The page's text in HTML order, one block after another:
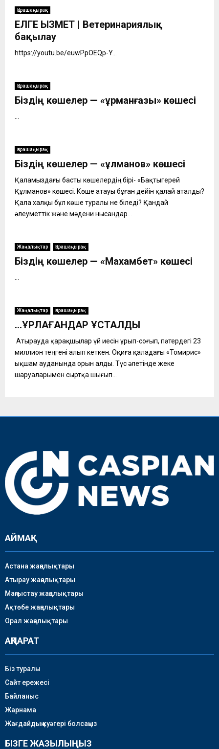
Қарашаңырақ
ЕЛГЕ ҚЫЗМЕТ | Ветеринариялық
бақылау
https://youtu.be/euwPpOEQp-Y...
Қарашаңырақ
Біздің көшелер — «Құрманғазы» көшесі
Қарашаңырақ
Біздің көшелер — «Құлманов» көшесі
Қаламыздағы басты көшелердің бірі- «Бақтыгерей
Құлманов» көшесі. Көше атауы бұған дейін қалай аталды?
Қала халқы бұл көше туралы не біледі? Қандай
әлеуметтік және мәдени нысандар...
Жаңалықтар Қарашаңырақ
Біздің көшелер — «Махамбет» көшесі
Жаңалықтар Қарашаңырақ
…ҰРЛАҒАНДАР ҰСТАЛДЫ
Атырауда қарақшылар үй иесін ұрып-соғып, пәтердегі 23
миллион теңгені алып кеткен. Оқиға қаладағы «Томирис»
ықшам ауданында орын алды. Түс әлетінде жеке
шаруаларымен сыртқа шығып...
АЙМАҚ
Астана жаңалықтары
Атырау жаңалықтары
Маңғыстау жаңалықтары
Ақтөбе жаңалықтары
Орал жаңалықтары
АҚПАРАТ
Біз туралы
Сайт ережесі
Байланыс
Жарнама
Жағдайдың куәгері болсаңыз
БІЗГЕ ЖАЗЫЛЫҢЫЗ